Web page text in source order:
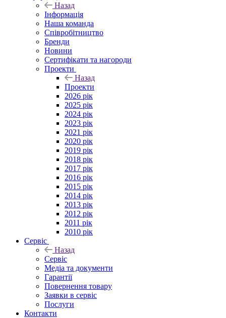
Назад
Інформація
Наша команда
Співробітництво
Бренди
Новини
Сертифікати та нагороди
Проекти
Назад
Проекти
2026 рік
2025 рік
2024 рік
2023 рік
2021 рік
2020 рік
2019 рік
2018 рік
2017 рік
2016 рік
2015 рік
2014 рік
2013 рік
2012 рік
2011 рік
2010 рік
Сервіс
Назад
Сервіс
Медіа та документи
Гарантії
Повернення товару
Заявки в сервіс
Послуги
Контакти